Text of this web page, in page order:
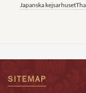
Japanska kejsarhuset
SITEMAP